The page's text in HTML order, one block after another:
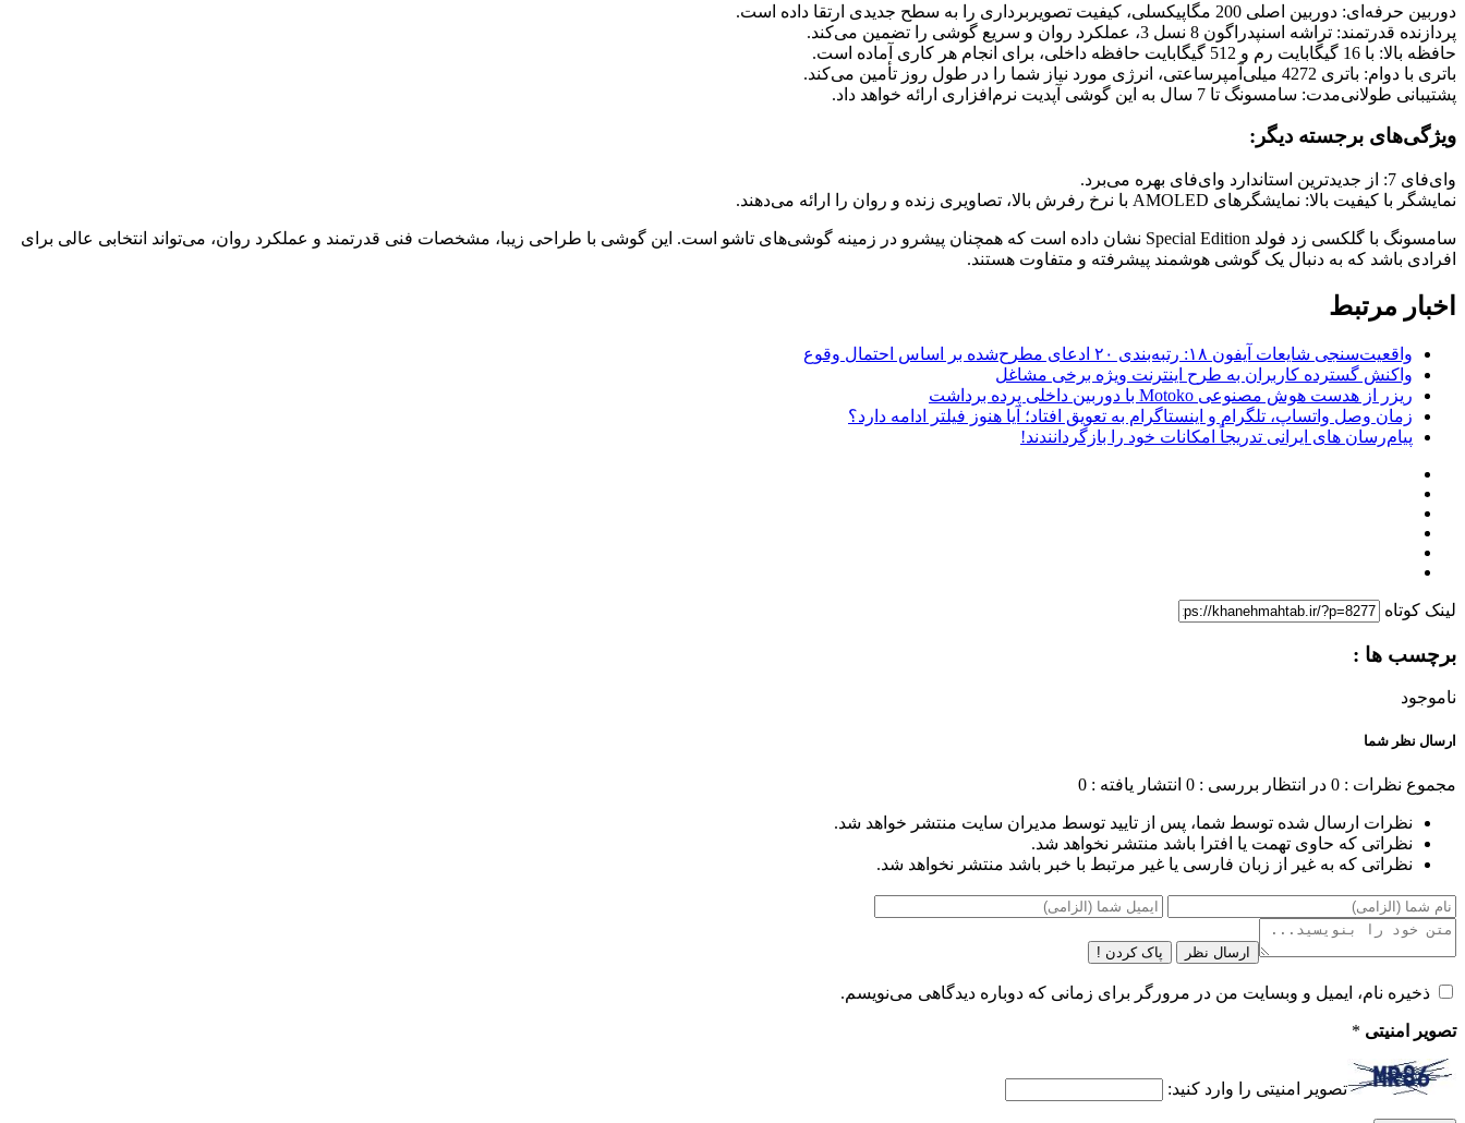
دوربین حرفه‌ای: دوربین اصلی 200 مگاپیکسلی، کیفیت تصویربرداری را به سطح جدیدی ارتقا داده است.
پردازنده قدرتمند: تراشه اسنپدراگون 8 نسل 3، عملکرد روان و سریع گوشی را تضمین می‌کند.
حافظه بالا: با 16 گیگابایت رم و 512 گیگابایت حافظه داخلی، برای انجام هر کاری آماده است.
باتری با دوام: باتری 4272 میلی‌آمپرساعتی، انرژی مورد نیاز شما را در طول روز تأمین می‌کند.
پشتیبانی طولانی‌مدت: سامسونگ تا 7 سال به این گوشی آپدیت نرم‌افزاری ارائه خواهد داد.
ویژگی‌های برجسته دیگر:
وای‌فای 7: از جدیدترین استاندارد وای‌فای بهره می‌برد.
نمایشگر با کیفیت بالا: نمایشگرهای AMOLED با نرخ رفرش بالا، تصاویری زنده و روان را ارائه می‌دهند.
سامسونگ با گلکسی زد فولد Special Edition نشان داده است که همچنان پیشرو در زمینه گوشی‌های تاشو است. این گوشی با طراحی زیبا، مشخصات فنی قدرتمند و عملکرد روان، می‌تواند انتخابی عالی برای
افرادی باشد که به دنبال یک گوشی هوشمند پیشرفته و متفاوت هستند.
اخبار مرتبط
واقعیت‌سنجی شایعات آیفون ۱۸: رتبه‌بندی ۲۰ ادعای مطرح‌شده بر اساس احتمال وقوع
واکنش گسترده کاربران به طرح اینترنت ویژه برخی مشاغل
ریزر از هدست هوش مصنوعی Motoko با دوربین داخلی پرده برداشت
زمان وصل واتساپ، تلگرام و اینستاگرام به تعویق افتاد؛ آیا هنوز فیلتر ادامه دارد؟
پیام‌رسان‌ های ایرانی تدریجاً امکانات خود را بازگردانندند!
لینک کوتاه
برچسب ها :
ناموجود
ارسال نظر شما
مجموع نظرات : 0 در انتظار بررسی : 0 انتشار یافته : 0
نظرات ارسال شده توسط شما، پس از تایید توسط مدیران سایت منتشر خواهد شد.
نظراتی که حاوی تهمت یا افترا باشد منتشر نخواهد شد.
نظراتی که به غیر از زبان فارسی یا غیر مرتبط با خبر باشد منتشر نخواهد شد.
ارسال نظر پاک کردن !
ذخیره نام، ایمیل و وبسایت من در مرورگر برای زمانی که دوباره دیدگاهی می‌نویسم.
تصویر امنیتی *
تصویر امنیتی را وارد کنید: